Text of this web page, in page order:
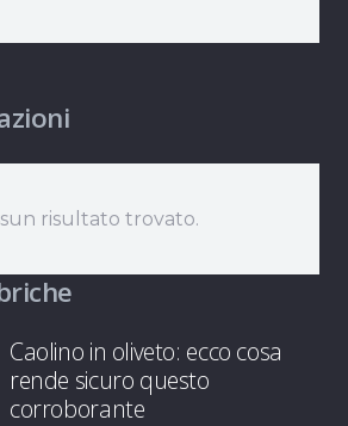
risultato trovato.
Caolino in oliveto: ecco cosa
rende sicuro questo
corroborante